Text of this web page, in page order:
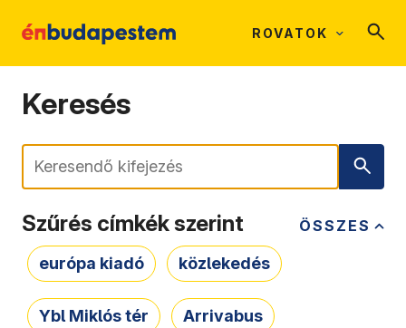
ROVATOK
Keresés
Keresés
ÖSSZES
Szűrés címkék szerint
európa kiadó közlekedés
Ybl Miklós tér Arrivabus